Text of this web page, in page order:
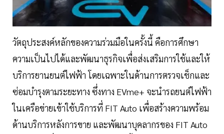
วัตถุประสงค์หลักของความร่วมมือในครั้งนี้ คือการศึกษา
ความเป็นไปได้และพัฒนาธุรกิจเพื่อส่งเสริมการใช้และให้
บริการยานยนต์ไฟฟ้า โดยเฉพาะในด้านการตรวจเช็กและ
ซ่อมบำรุงตามระยะทาง ซึ่งทาง EVme+ จะนำรถยนต์ไฟฟ้า
ในเครือข่ายเข้าใช้บริการที่ FIT Auto เพื่อสร้างความพร้อม
ด้านบริการหลังการขาย และพัฒนาบุคลากรของ FIT Auto